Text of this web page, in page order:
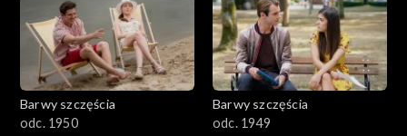
Barwy szczęścia
odc. 1950
Barwy szczęścia
odc. 1949